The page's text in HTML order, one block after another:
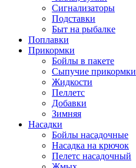
Сигнализаторы
Подставки
Быт на рыбалке
Поплавки
Прикормки
Бойлы в пакете
Сыпучие прикормки
Жидкости
Пеллетс
Добавки
Зимняя
Насадки
Бойлы насадочные
Насадка на крючок
Пелетс насадочный